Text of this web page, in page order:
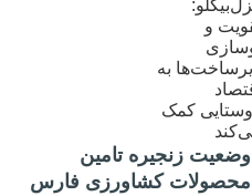
وضعیت زنجیره تامین
محصولات کشاورزی فارس